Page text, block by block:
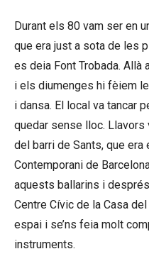
Durant els 80 vam ser en
que era just a sota de les
es deia Font Trobada.
i els diumenges hi fèiem
i dansa. El local va tancar
quedar sense lloc. Llavors
del barri de Sants, que era
Contemporani de
aquests ballarins i
Centre Cívic de la Casa
espai i se’ns feia molt
instruments.